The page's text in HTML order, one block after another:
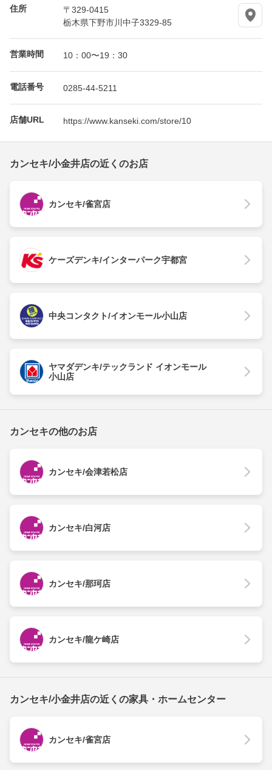
住所
〒329-0415
栃木県下野市川中子3329-85
営業時間 10：00〜19：30
電話番号 0285-44-5211
店舗URL https://www.kanseki.com/store/10
カンセキ/小金井店の近くのお店
カンセキ/雀宮店
ケーズデンキ/インターパーク宇都宮
中央コンタクト/イオンモール小山店
ヤマダデンキ/テックランド イオンモール
小山店
カンセキの他のお店
カンセキ/会津若松店
カンセキ/白河店
カンセキ/那珂店
カンセキ/龍ケ崎店
カンセキ/小金井店の近くの家具・ホームセンター
カンセキ/雀宮店